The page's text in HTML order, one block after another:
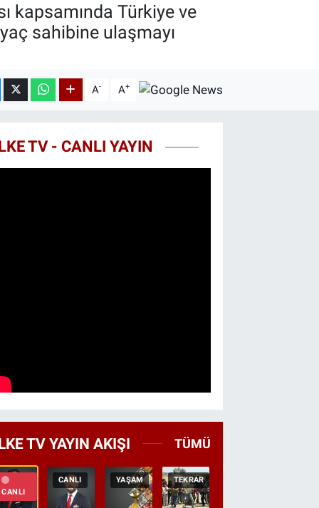
kapsamında Türkiye ve
sahibine ulaşmayı
A- A+
TV - CANLI YAYIN
TV YAYIN AKIŞI TÜMÜ
CANLI
CANLI YAŞAM TEKRAR